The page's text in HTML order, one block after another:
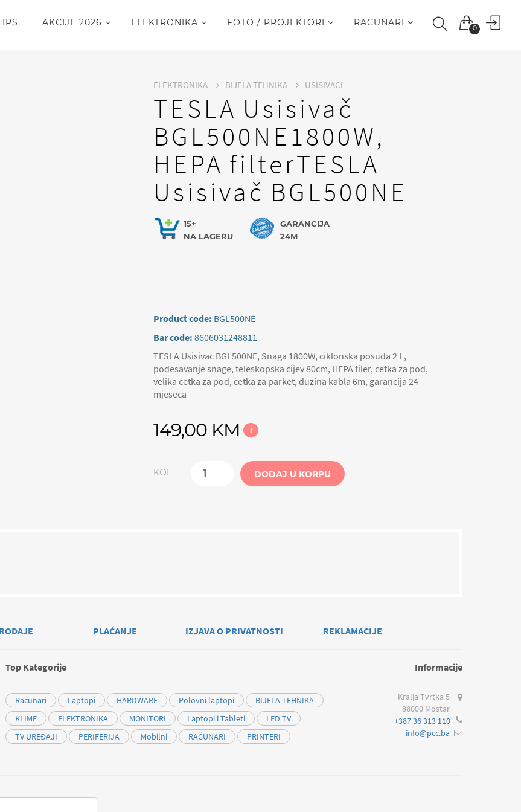
0
AKCIJE 2026 ELEKTRONIKA FOTO / PROJEKTORI RACUNARI
ELEKTRONIKA BIJELA TEHNIKA USISIVACI
TESLA Usisivač
BGL500NE1800W,
HEPA filterTESLA
Usisivač BGL500NE
15+
NA LAGERU
GARANCIJA
24M
Product code: BGL500NE
Bar code:8606031248811
TESLA Usisivac BGL500NE, Snaga 1800W, ciklonska posuda 2 L,
podesavanje snage, teleskopska cijev 80cm, HEPA filer, cetka za pod,
velika cetka za pod, cetka za parket, duzina kabla 6m, garancija 24
mjeseca
149,00 KM i
KOL DODAJ U KORPU
PLAĆANJE IZJAVA O PRIVATNOSTI REKLAMACIJE
Top Kategorije
Racunari Laptopi HARDWARE Polovni laptopi
BIJELA TEHNIKA
KLIME
ELEKTRONIKA MONITORI Laptopi i Tableti
LED TV
TV UREĐAJI
PERIFERIJA Mobilni RAČUNARI PRINTERI
Informacije
Kralja Tvrtka 5
88000 Mostar
+387 36 313 110
info@pcc.ba